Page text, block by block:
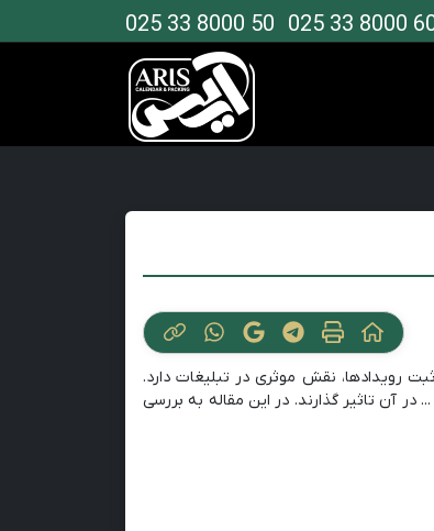
025 33 8000
025 33 8000 50
رویدادها، نقش موثری در تبلیغات دارد.
آن تاثیر گذارند. در این مقاله به بررسی